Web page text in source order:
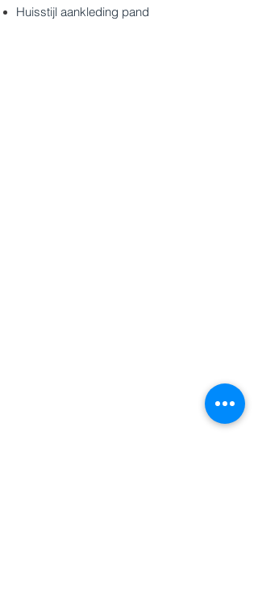
Huisstijl aankleding pand